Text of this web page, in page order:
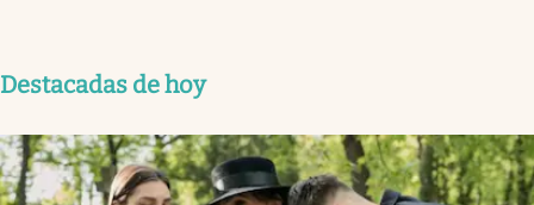
Destacadas de hoy